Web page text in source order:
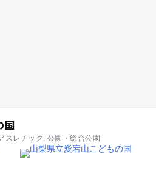
国
スレチック, 公園・総合公園